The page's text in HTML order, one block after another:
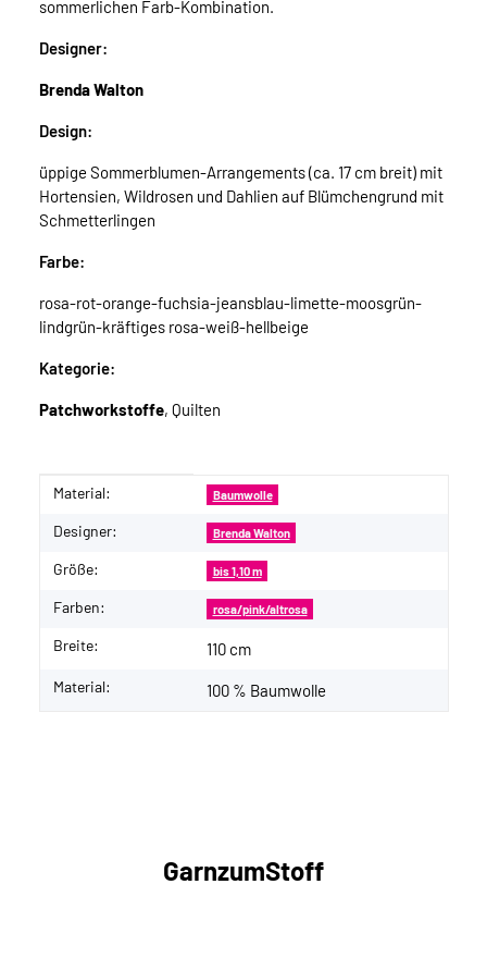
sommerlichen Farb-Kombination.
Designer:
Brenda Walton
Design:
üppige Sommerblumen-Arrangements (ca. 17 cm breit) mit
Hortensien, Wildrosen und Dahlien auf Blümchengrund mit
Schmetterlingen
Farbe:
rosa-rot-orange-fuchsia-jeansblau-limette-moosgrün-
lindgrün-kräftiges rosa-weiß-hellbeige
Kategorie:
Patchworkstoffe, Quilten
Produkteigenschaft
Wert
Material: Baumwolle
Designer: Brenda Walton
Größe: bis 1,10 m
Farben: rosa/pink/altrosa
Breite: 110 cm
Material: 100 % Baumwolle
GarnzumStoff